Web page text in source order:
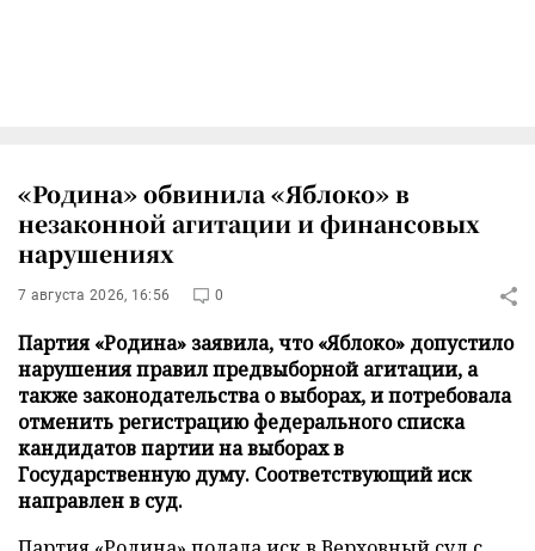
«Родина» обвинила «Яблоко» в
незаконной агитации и финансовых
нарушениях
7 августа 2026, 16:56 0
Партия «Родина» заявила, что «Яблоко» допустило
нарушения правил предвыборной агитации, а
также законодательства о выборах, и потребовала
отменить регистрацию федерального списка
кандидатов партии на выборах в
Государственную думу. Соответствующий иск
направлен в суд.